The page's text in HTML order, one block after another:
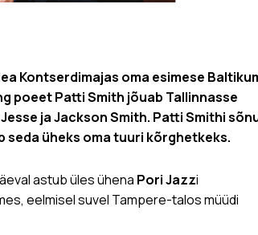
Kontserdimajas oma esimese
poeet Patti Smith jõuab Tallinnasse
ja Jackson Smith. Patti Smithi
seda üheks oma tuuri kõrghetkeks.
astub üles ühena Pori Jazzi
eelmisel suvel Tampere-talos müüdi